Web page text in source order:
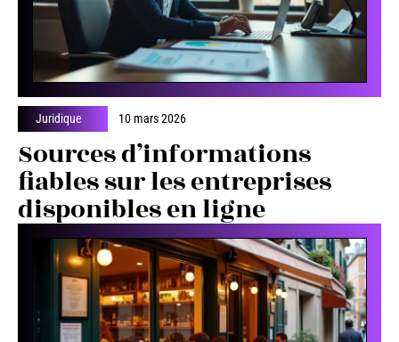
Juridique 10 mars 2026
Sources d’informations
fiables sur les entreprises
disponibles en ligne